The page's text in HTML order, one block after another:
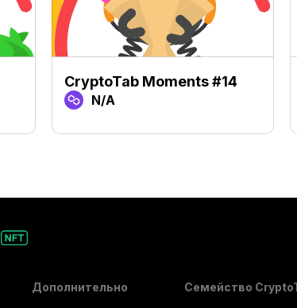
CryptoTab Moments #14
N/A
Дополнительно Семейство